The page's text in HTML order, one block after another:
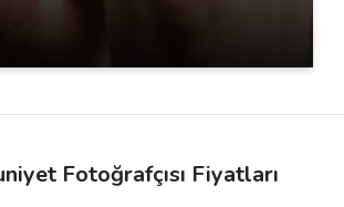
Fotoğrafçısı Fiyatları